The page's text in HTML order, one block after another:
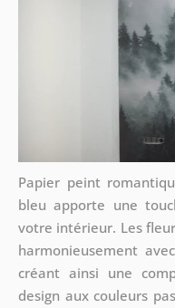
Papier peint
bleu apporte une
votre intérieur. Les
harmonieusement
créant ainsi une
design aux couleurs